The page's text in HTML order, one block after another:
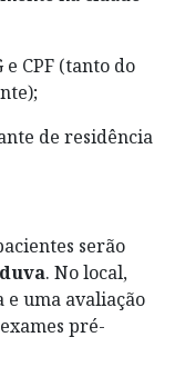
CPF (tanto do
de residência
serão
. No local,
uma avaliação
pré-